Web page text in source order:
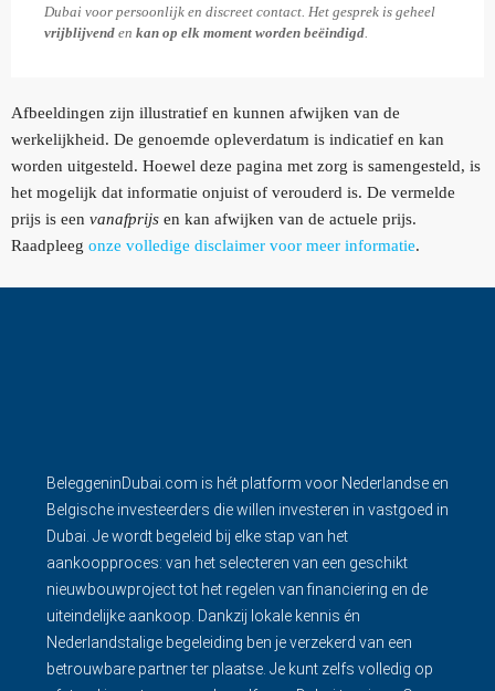
Dubai voor persoonlijk en discreet contact. Het gesprek is geheel
vrijblijvend en kan op elk moment worden beëindigd
Afbeeldingen zijn illustratief en kunnen afwijken van de
werkelijkheid. De genoemde opleverdatum is indicatief en kan
worden uitgesteld. Hoewel deze pagina met zorg is samengesteld, is
het mogelijk dat informatie onjuist of verouderd is. De vermelde
prijs is een vanafprijs en kan afwijken van de actuele prijs.
Raadpleeg onze volledige disclaimer voor meer informatie.
BeleggeninDubai.com is hét platform voor Nederlandse en
Belgische investeerders die willen investeren in vastgoed in
Dubai. Je wordt begeleid bij elke stap van het
aankoopproces: van het selecteren van een geschikt
nieuwbouwproject tot het regelen van financiering en de
uiteindelijke aankoop. Dankzij lokale kennis én
Nederlandstalige begeleiding ben je verzekerd van een
betrouwbare partner ter plaatse. Je kunt zelfs volledig op